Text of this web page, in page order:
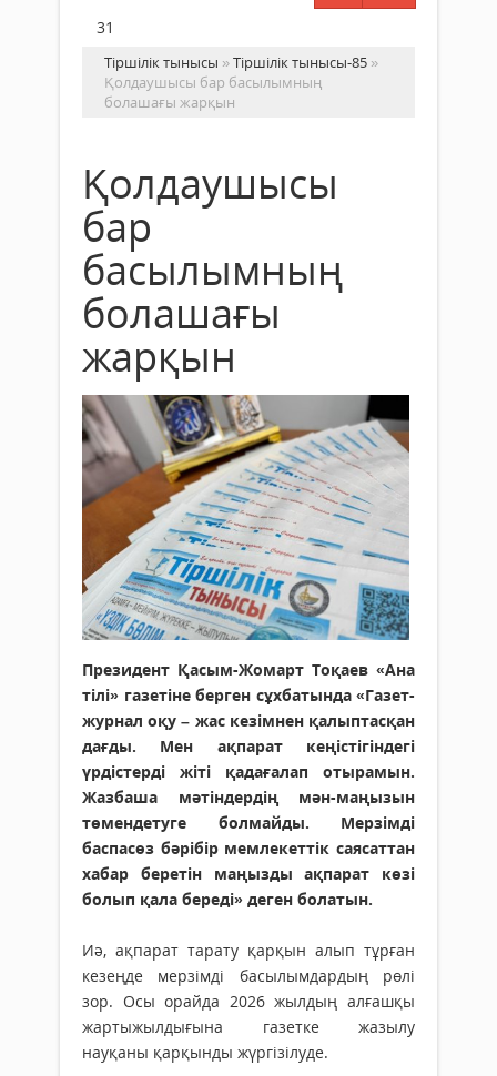
31
Тіршілік тынысы »Тіршілік тынысы-85 »
Қолдаушысы бар басылымның
болашағы жарқын
Қолдаушысы
бар
басылымның
болашағы
жарқын
Президент Қасым-Жомарт Тоқаев «Ана
тілі» газетіне берген сұхбатында «Газет-
журнал оқу – жас кезімнен қалыптасқан
дағды. Мен ақпарат кеңістігіндегі
үрдістерді жіті қадағалап отырамын.
Жазбаша мәтіндердің мән-маңызын
төмендетуге болмайды. Мерзімді
баспасөз бәрібір мемлекеттік саясаттан
хабар беретін маңызды ақпарат көзі
болып қала береді» деген болатын.
Иә, ақпарат тарату қарқын алып тұрған
кезеңде мерзімді басылымдардың рөлі
зор. Осы орайда 2026 жылдың алғаш­қы
жартыжылдығына газетке жазылу
науқаны қарқынды жүргізілуде.